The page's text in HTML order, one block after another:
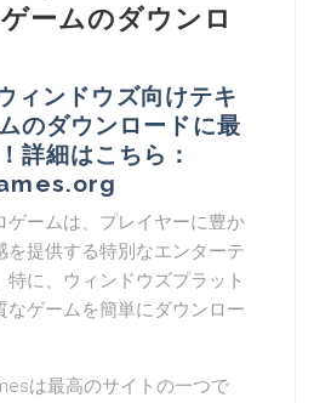
ームのダウンロ
ンドウズ向けテキ
のダウンロードに最
詳細はこちら：
ゲームは、プレイヤーに豊か
を提供する特別なエンターテ
に、ウィンドウズプラット
なゲームを簡単にダウンロー
は最高のサイトの一つで